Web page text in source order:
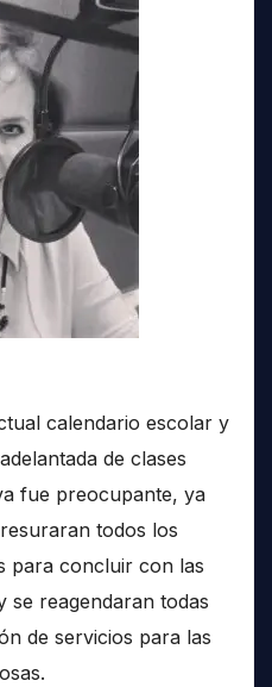
calendario escolar y
de clases
fue preocupante, ya
todos los
para concluir con las
se reagendaran todas
de servicios para las